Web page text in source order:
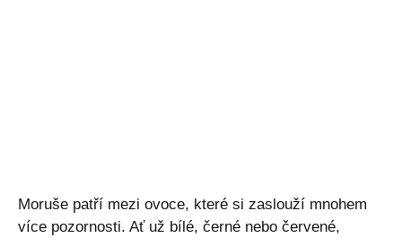
Moruše patří mezi ovoce, které si zaslouží mnohem
více pozornosti. Ať už bílé, černé nebo červené,